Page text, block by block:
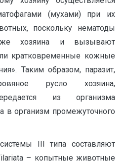
(мухами) при их
поскольку нематоды
хозяина и вызывают
кратковременные кожные
Таким образом, паразит,
русло хозяина,
из организма
в организм промежуточного
III типа составляют
– копытные животные